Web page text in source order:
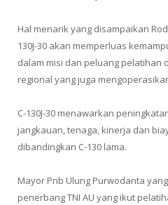
Hal menarik yang disampaikan
130J-30 akan memperluas
dalam misi dan peluang pelatihan
regional yang juga
C-130J-30 menawarkan
jangkauan, tenaga, kinerja dan
dibandingkan C-130 lama.
Mayor Pnb Ulung Purwodanta
penerbang TNI AU yang ikut